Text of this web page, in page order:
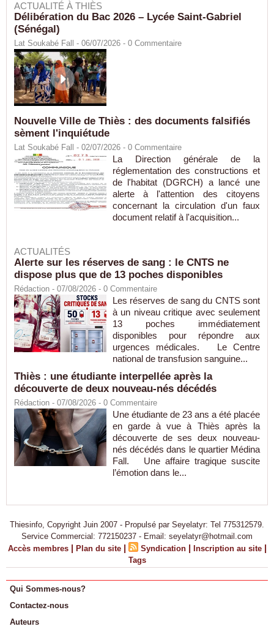
ACTUALITÉ À THIÈS
Délibération du Bac 2026 – Lycée Saint-Gabriel
(Sénégal)
Lat Soukabé Fall - 06/07/2026 - 0 Commentaire
Nouvelle Ville de Thiès : des documents falsifiés
sèment l'inquiétude
Lat Soukabé Fall - 02/07/2026 - 0 Commentaire
La Direction générale de la
réglementation des constructions et
de l'habitat (DGRCH) a lancé une
alerte à l'attention des citoyens
concernant la circulation d'un faux
document relatif à l'acquisition...
ACTUALITÉS
Alerte sur les réserves de sang : le CNTS ne
dispose plus que de 13 poches disponibles
Rédaction - 07/08/2026 - 0 Commentaire
Les réserves de sang du CNTS sont
à un niveau critique avec seulement
13 poches immédiatement
disponibles pour répondre aux
urgences médicales. Le Centre
national de transfusion sanguine...
Thiès : une étudiante interpellée après la
découverte de deux nouveau-nés décédés
Rédaction - 07/08/2026 - 0 Commentaire
Une étudiante de 23 ans a été placée
en garde à vue à Thiès après la
découverte de ses deux nouveau-
nés décédés dans le quartier Médina
Fall. Une affaire tragique suscite
l’émotion dans le...
Thiesinfo, Copyright Juin 2007 - Propulsé par Seyelatyr: Tel 775312579.
Service Commercial: 772150237 - Email: seyelatyr@hotmail.com
Accès membres | Plan du site | Syndication | Inscription au site |
Tags
Qui Sommes-nous?
Contactez-nous
Auteurs